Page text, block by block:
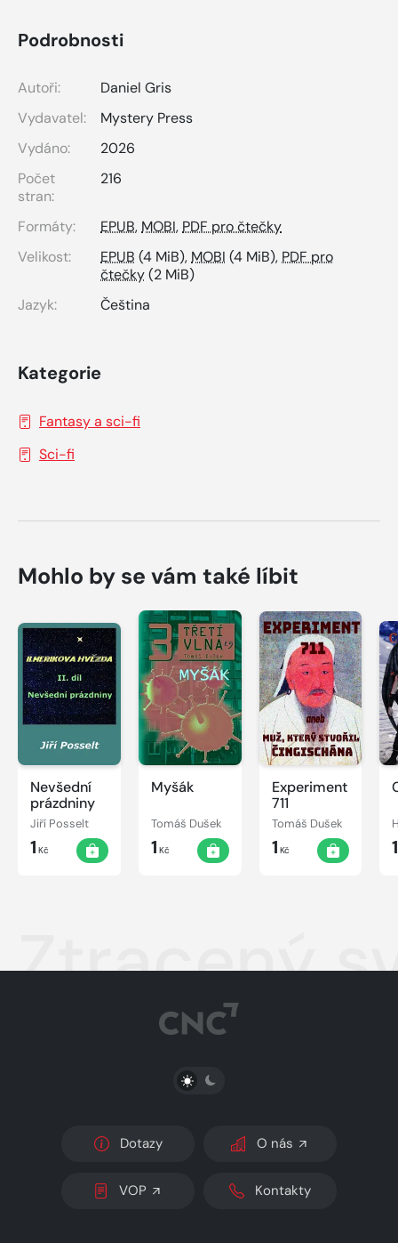
Podrobnosti
Autoři:
Daniel Gris
Vydavatel:
Mystery Press
Vydáno:
2026
Počet
stran:
216
Formáty: EPUB,MOBI,PDF pro čtečky
Velikost:
EPUB (4 MiB),MOBI (4 MiB),PDF pro
čtečky(2 MiB)
Jazyk:
Čeština
Kategorie
Fantasy a sci-fi
Sci-fi
Mohlo by se vám také líbit
Nevšední
prázdniny
Jiří Posselt
1 Kč
Myšák
Tomáš Dušek
1 Kč
Experiment
711
Tomáš Dušek
1 Kč
Ztracený
PŘEPNOUT SVĚTLÝ/TMAVÝ REŽIM
Dotazy O nás
VOP Kontakty